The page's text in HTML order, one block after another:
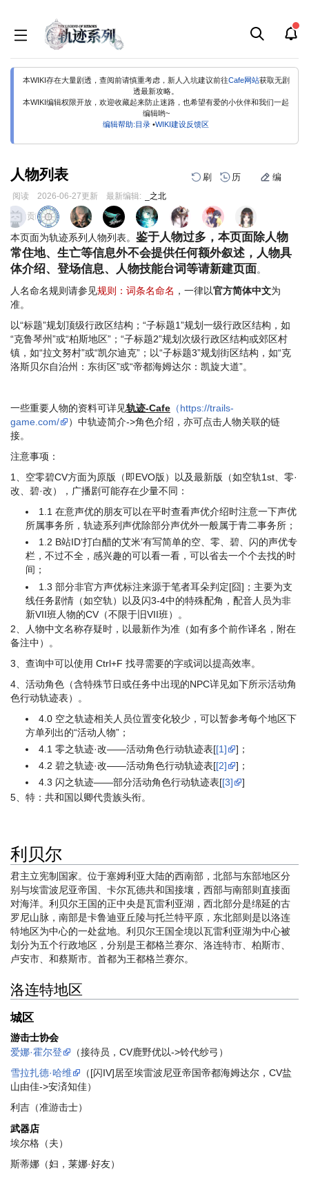
本WIKI存在大量剧透，查阅前请慎重考虑，新人入坑建议前往Cafe网站获取无剧
透最新攻略。
本WIKI编辑权限开放，欢迎收藏起来防止迷路，也希望有爱的小伙伴和我们一起
编辑哟~
编辑帮助:目录 •WIKI建设反馈区
人物列表 刷 历 编
阅读 2026-06-27更新 最新编辑: _之北
跳
到
导
航
跳
到
搜
索
页面贡献者 :
本页面为轨迹系列人物列表。 鉴于人物过多，本页面除人物
常住地、生亡等信息外不会提供任何额外叙述，人物具
体介绍、登场信息、人物技能台词等请新建页面。
人名命名规则请参见规则：词条名命名 ，一律以官方简体中文为
准。
以“标题”规划顶级行政区结构；“子标题1”规划一级行政区结构，如
“克鲁琴州”或“柏斯地区”；“子标题2”规划次级行政区结构或郊区村
镇，如“拉文努村”或“凯尔迪克”；以“子标题3”规划街区结构，如“克
洛斯贝尔自治州：东街区”或“帝都海姆达尔：凯旋大道”。
一些重要人物的资料可详见轨迹-Cafe （https://trails-
game.com/
）中轨迹简介->角色介绍，亦可点击人物关联的链
接。
注意事项：
1、空零碧CV方面为原版（即EVO版）以及最新版（如空轨1st、零·
改、碧·改），广播剧可能存在少量不同：
1.1 在意声优的朋友可以在平时查看声优介绍时注意一下声优
所属事务所，轨迹系列声优除部分声优外一般属于青二事务所；
1.2 B站ID‘打白醋的艾米’有写简单的空、零、碧、闪的声优专
栏，不过不全，感兴趣的可以看一看，可以省去一个个去找的时
间；
1.3 部分非官方声优标注来源于笔者耳朵判定[囧]；主要为支
线任务剧情（如空轨）以及闪3-4中的特殊配角，配音人员为非
新VII班人物的CV（不限于旧VII班）。
2、人物中文名称存疑时，以最新作为准（如有多个前作译名，附在
备注中）。
3、查询中可以使用 Ctrl+F 找寻需要的字或词以提高效率。
4、活动角色（含特殊节日或任务中出现的NPC详见如下所示活动角
色行动轨迹表）。
4.0 空之轨迹相关人员位置变化较少，可以暂参考每个地区下
方单列出的“活动人物”；
4.1 零之轨迹·改——活动角色行动轨迹表[[1]
]；
4.2 碧之轨迹·改——活动角色行动轨迹表[[2]
]；
4.3 闪之轨迹——部分活动角色行动轨迹表[[3]
]
5、特：共和国以卿代贵族头衔。
利贝尔
君主立宪制国家。位于塞姆利亚大陆的西南部，北部与东部地区分
别与埃雷波尼亚帝国、卡尔瓦德共和国接壤，西部与南部则直接面
对海洋。利贝尔王国的正中央是瓦雷利亚湖，西北部分是绵延的古
罗尼山脉，南部是卡鲁迪亚丘陵与托兰特平原，东北部则是以洛连
特地区为中心的一处盆地。利贝尔王国全境以瓦雷利亚湖为中心被
划分为五个行政地区，分别是王都格兰赛尔、洛连特市、柏斯市、
卢安市、和蔡斯市。首都为王都格兰赛尔。
洛连特地区
城区
游击士协会
爱娜·霍尔登
（接待员，CV鹿野优以->铃代纱弓）
雪拉扎德·哈维
（[闪IV]居至埃雷波尼亚帝国帝都海姆达尔，CV盐
山由佳->安済知佳）
利吉（准游击士）
武器店
埃尔格（夫）
斯蒂娜（妇，莱娜·好友）